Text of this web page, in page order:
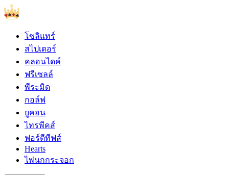
โซลิแทร์
สไปเดอร์
คลอนไดค์
ฟรีเซลล์
พีระมิด
กอล์ฟ
ยูคอน
ไทรพีคส์
ฟอร์ตีทีฟส์
Hearts
ไพ่นกกระจอก